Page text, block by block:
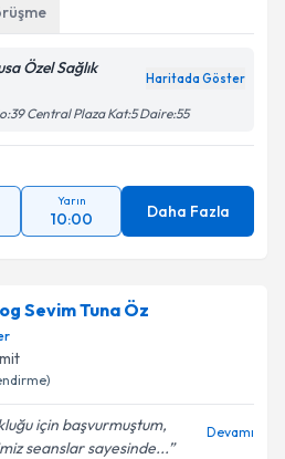
Özel Sağlık
Haritada Göster
Central Plaza Kat:5 Daire:55
Yarın
10:00 Daha Fazla
Sevim Tuna Öz
için başvurmuştum,
seanslar sayesinde...
Devamı